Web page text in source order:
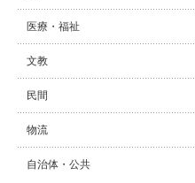
医療・福祉
文教
民間
物流
自治体・公共